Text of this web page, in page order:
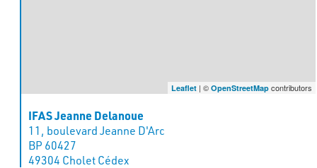
Leaflet | ©OpenStreetMap contributors
IFAS Jeanne Delanoue
11, boulevard Jeanne D'Arc
BP 60427
49304 Cholet Cédex